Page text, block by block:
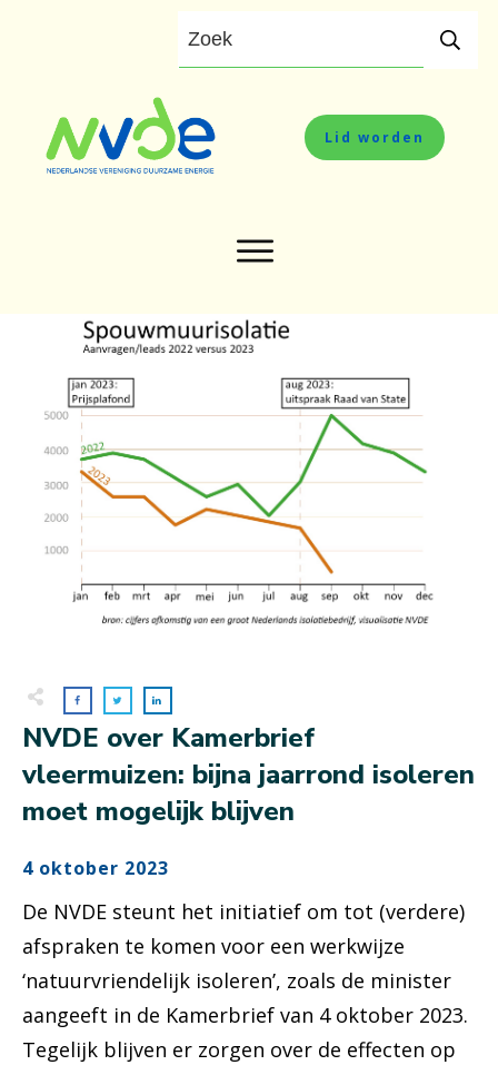
Lid worden
NVDE over Kamerbrief
vleermuizen: bijna jaarrond isoleren
moet mogelijk blijven
4 oktober 2023
De NVDE steunt het initiatief om tot (verdere)
afspraken te komen voor een werkwijze
‘natuurvriendelijk isoleren’, zoals de minister
aangeeft in de Kamerbrief van 4 oktober 2023.
Tegelijk blijven er zorgen over de effecten op